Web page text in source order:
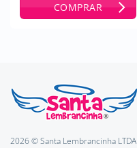
COMPRAR
2026 © Santa Lembrancinha LTDA